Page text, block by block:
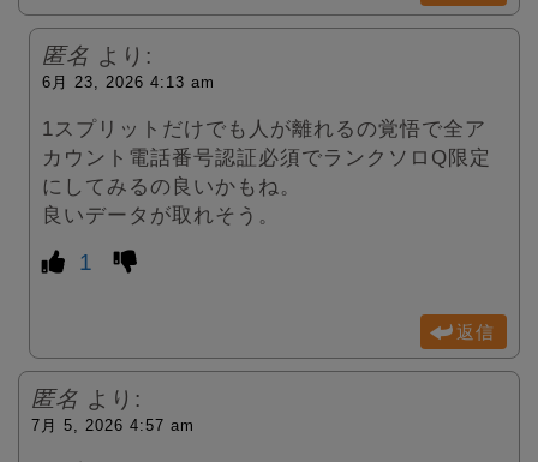
匿名 より:
6月 23, 2026 4:13 am
1スプリットだけでも人が離れるの覚悟で全ア
カウント電話番号認証必須でランクソロQ限定
にしてみるの良いかもね。
良いデータが取れそう。
1
返信
匿名 より:
7月 5, 2026 4:57 am